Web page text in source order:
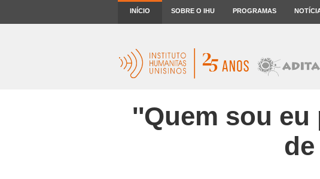
INÍCIO SOBRE O IHU PROGRAMAS
''Quem sou